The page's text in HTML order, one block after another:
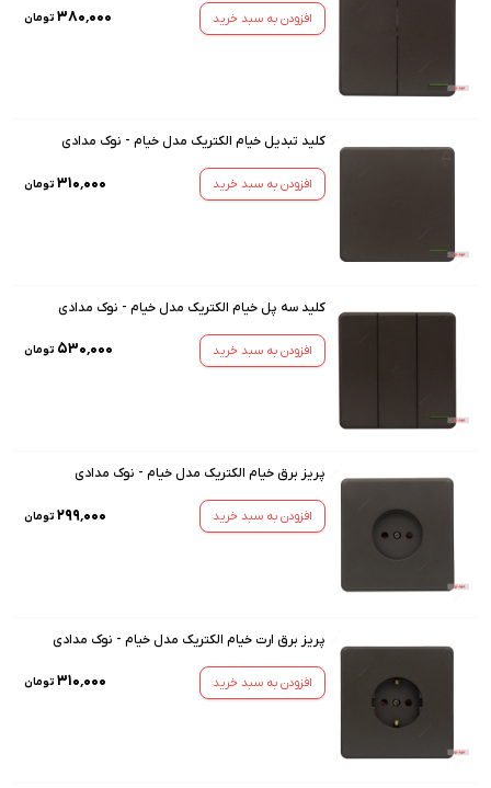
افزودن به سبد خرید ۳۸۰٬۰۰۰ تومان
کلید تبدیل خیام الکتریک مدل خیام - نوک مدادی
افزودن به سبد خرید ۳۱۰٬۰۰۰ تومان
کلید سه پل خیام الکتریک مدل خیام - نوک مدادی
افزودن به سبد خرید ۵۳۰٬۰۰۰ تومان
پریز برق خیام الکتریک مدل خیام - نوک مدادی
افزودن به سبد خرید ۲۹۹٬۰۰۰ تومان
پریز برق ارت خیام الکتریک مدل خیام - نوک مدادی
افزودن به سبد خرید ۳۱۰٬۰۰۰ تومان